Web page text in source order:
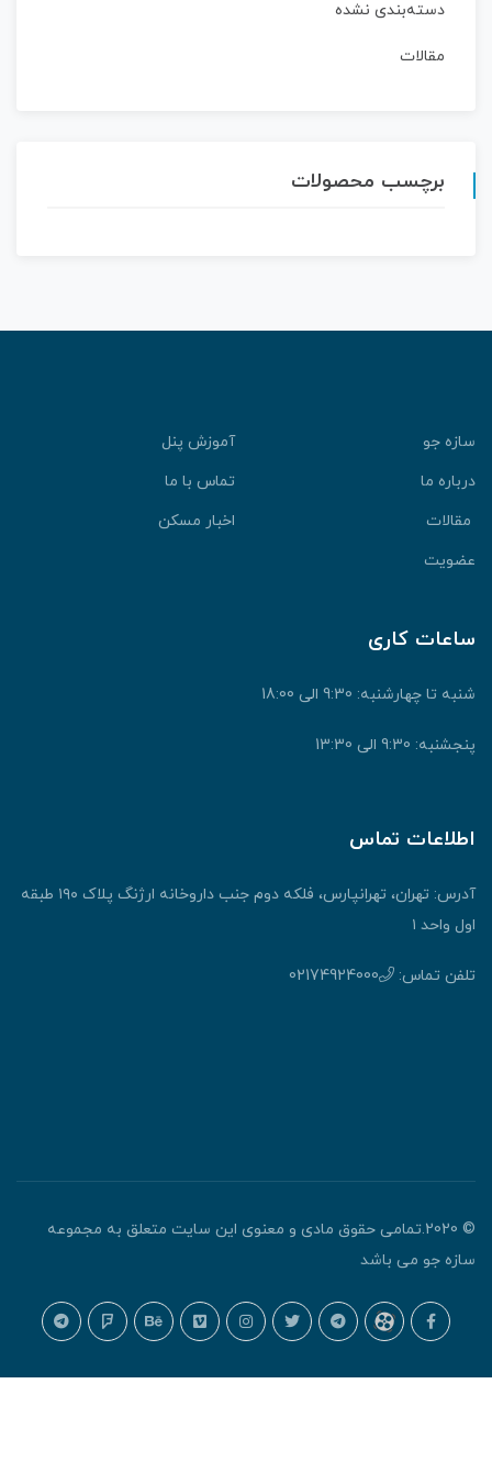
دسته‌بندی نشده
مقالات
برچسب محصولات
سازه جو
آموزش پنل
درباره ما
تماس با ما
مقالات
اخبار مسکن
عضویت
ساعات کاری
شنبه تا چهارشنبه: 9:30 الی 18:00
پنجشنبه: 9:30 الی 13:30
اطلاعات تماس
آدرس: تهران، تهرانپارس، فلکه دوم جنب داروخانه ارژنگ پلاک ۱۹۰ طبقه
اول واحد ۱
تلفن تماس: 02174924000
© 2020.تمامی حقوق مادی و معنوی این سایت متعلق به مجموعه
سازه جو می باشد